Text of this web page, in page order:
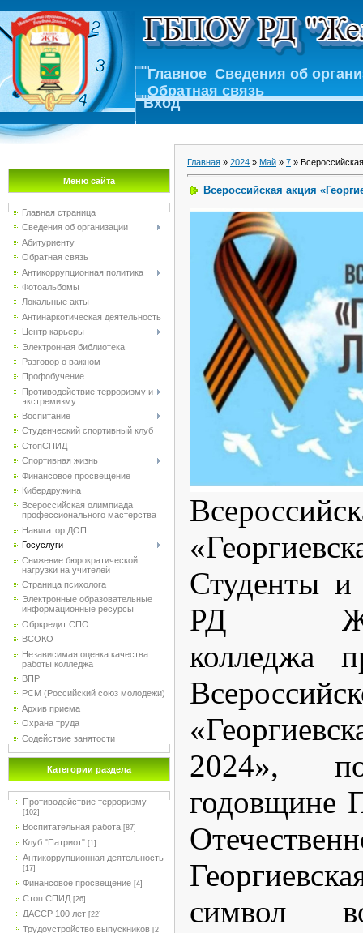
Главное Сведения об
Обратная связь
Вход
Меню сайта
Главная страница
Сведения об организации
Абитуриенту
Обратная связь
Антикоррупционная политика
Фотоальбомы
Локальные акты
Антинаркотическая деятельность
Центр карьеры
Электронная библиотека
Разговор о важном
Профобучение
Противодействие терроризму и
экстремизму
Воспитание
Студенческий спортивный клуб
CтопСПИД
Спортивная жизнь
Финансовое просвещение
Кибердружина
Всероссийская олимпиада
профессионального мастерства
Навигатор ДОП
Госуслуги
Снижение бюрократической
нагрузки на учителей
Страница психолога
Электронные образовательные
информационные ресурсы
Обркредит СПО
ВСОКО
Независимая оценка качества
работы колледжа
ВПР
РСМ (Российский союз молодежи)
Архив приема
Охрана труда
Содействие занятости
Категории раздела
Противодействие терроризму
[102]
Воспитательная работа [87]
Клуб "Патриот" [1]
Антикоррупционная деятельность
[17]
Финансовое просвещение [4]
Стоп СПИД [26]
ДАССР 100 лет [22]
Трудоустройство выпускников [2]
Главная » 2024 » Май » 7 »
Всероссийская акция
Студенты
РД
колледжа
2024»,
годовщине
символ